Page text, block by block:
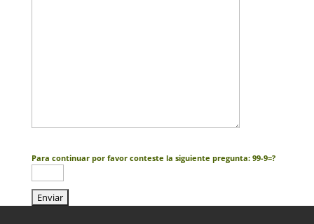
Para continuar por favor conteste la siguiente pregunta: 99-9=?